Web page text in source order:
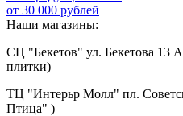
от 30 000 рублей
Наши магазины:
СЦ "Бекетов" ул. Бекетова 13
плитки)
ТЦ "Интерьр Молл" пл.
Птица" )